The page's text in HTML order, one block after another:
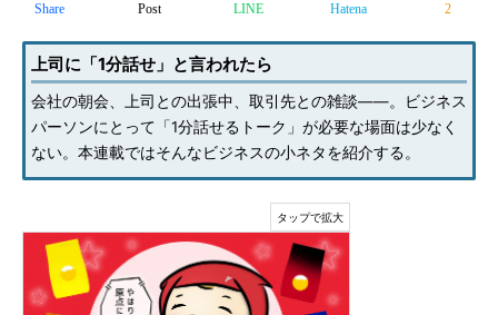
Share Post LINE Hatena 2
上司に「1分話せ」と言われたら
会社の朝会、上司との出張中、取引先との雑談――。ビジネス
パーソンにとって「1分話せるトーク」が必要な場面は少なく
ない。本連載ではそんなビジネスの小ネタを紹介する。